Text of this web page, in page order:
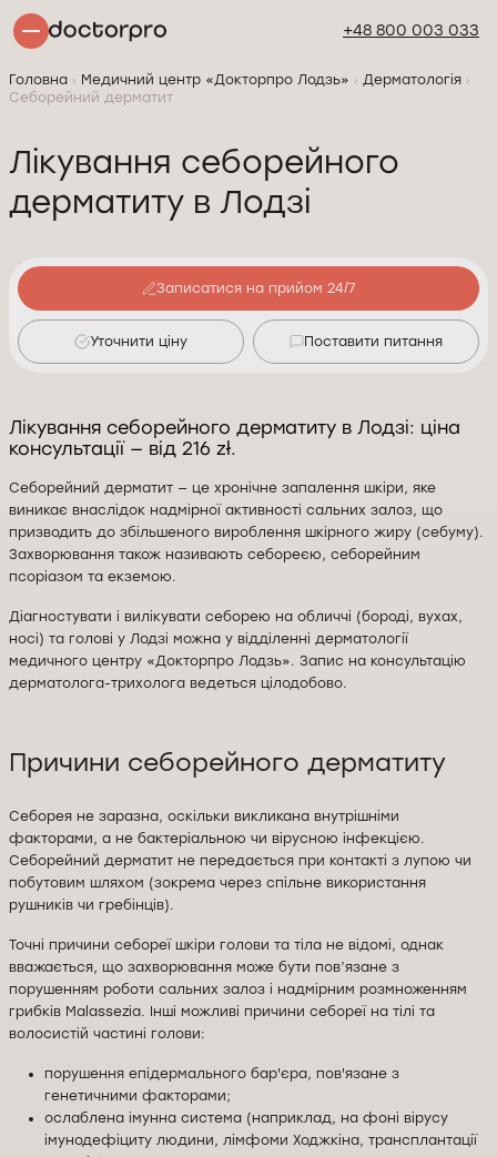
+48 800 003 033
Головна Медичний центр «Докторпро Лодзь»
Дерматологія
Себорейний дерматит
Лікування себорейного
дерматиту в Лодзі
Записатися на прийом 24/7
Уточнити ціну Поставити питання
Лікування себорейного дерматиту в Лодзі: ціна
консультації — від 216 zł.
Себорейний дерматит — це хронічне запалення шкіри, яке
виникає внаслідок надмірної активності сальних залоз, що
призводить до збільшеного вироблення шкірного жиру (себуму).
Захворювання також називають себореєю, себорейним
псоріазом та екземою.
Діагностувати і вилікувати себорею на обличчі (бороді, вухах,
носі) та голові у Лодзі можна у відділенні дерматології
медичного центру «Докторпро Лодзь». Запис на консультацію
дерматолога-трихолога ведеться цілодобово.
Причини себорейного дерматиту
Себорея не заразна, оскільки викликана внутрішніми
факторами, а не бактеріальною чи вірусною інфекцією.
Себорейний дерматит не передається при контакті з лупою чи
побутовим шляхом (зокрема через спільне використання
рушників чи гребінців).
Точні причини себореї шкіри голови та тіла не відомі, однак
вважається, що захворювання може бути пов’язане з
порушенням роботи сальних залоз і надмірним розмноженням
грибків Malassezia. Інші можливі причини себореї на тілі та
волосистій частині голови:
порушення епідермального бар'єра, пов'язане з
генетичними факторами;
ослаблена імунна система (наприклад, на фоні вірусу
імунодефіциту людини, лімфоми Ходжкіна, трансплантації